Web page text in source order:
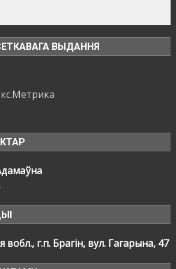
ВЫДАННЯ
вобл., г.п. Брагін, вул. Гагарына, 47